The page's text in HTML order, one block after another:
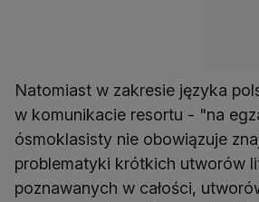
Natomiast w zakresie języka
w komunikacie resortu - "na
ósmoklasisty nie obowiązuje
problematyki krótkich utworów
poznawanych w całości,